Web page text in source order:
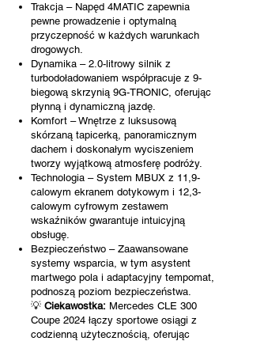
Trakcja – Napęd 4MATIC zapewnia
pewne prowadzenie i optymalną
przyczepność w każdych warunkach
drogowych.
Dynamika – 2.0-litrowy silnik z
turbodoładowaniem współpracuje z 9-
biegową skrzynią 9G-TRONIC, oferując
płynną i dynamiczną jazdę.
Komfort – Wnętrze z luksusową
skórzaną tapicerką, panoramicznym
dachem i doskonałym wyciszeniem
tworzy wyjątkową atmosferę podróży.
Technologia – System MBUX z 11,9-
calowym ekranem dotykowym i 12,3-
calowym cyfrowym zestawem
wskaźników gwarantuje intuicyjną
obsługę.
Bezpieczeństwo – Zaawansowane
systemy wsparcia, w tym asystent
martwego pola i adaptacyjny tempomat,
podnoszą poziom bezpieczeństwa.
💡 Ciekawostka: Mercedes CLE 300
Coupe 2024 łączy sportowe osiągi z
codzienną użytecznością, oferując